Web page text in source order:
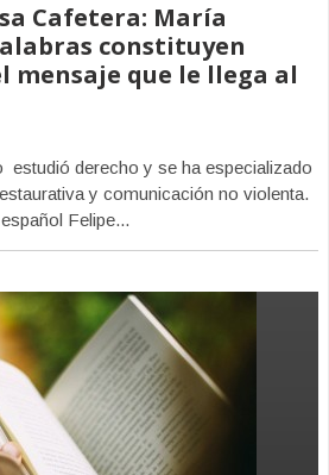
Cafetera: María
constituyen
mensaje que le llega al
derecho y se ha especializado
y comunicación no violenta.
Felipe...